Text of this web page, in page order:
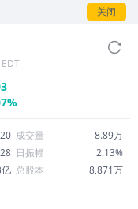
关闭
成交量
8.89万
日振幅
2.13%
总股本
8,871万